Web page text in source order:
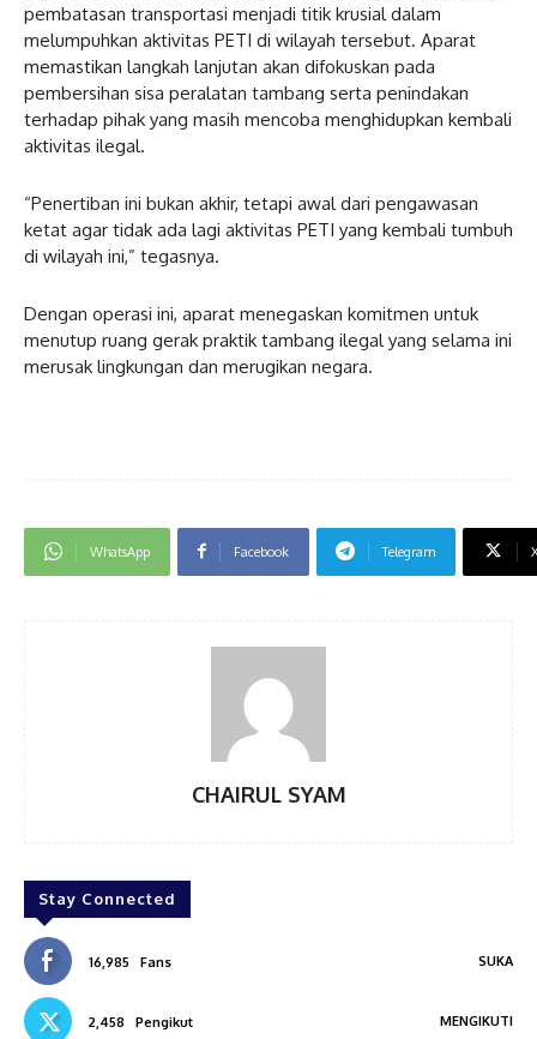
pembatasan transportasi menjadi titik krusial dalam
melumpuhkan aktivitas PETI di wilayah tersebut. Aparat
memastikan langkah lanjutan akan difokuskan pada
pembersihan sisa peralatan tambang serta penindakan
terhadap pihak yang masih mencoba menghidupkan kembali
aktivitas ilegal.
“Penertiban ini bukan akhir, tetapi awal dari pengawasan
ketat agar tidak ada lagi aktivitas PETI yang kembali tumbuh
di wilayah ini,” tegasnya.
Dengan operasi ini, aparat menegaskan komitmen untuk
menutup ruang gerak praktik tambang ilegal yang selama ini
merusak lingkungan dan merugikan negara.
WhatsApp Facebook Telegram
CHAIRUL SYAM
Stay Connected
16,985 Fans SUKA
2,458 Pengikut MENGIKUTI